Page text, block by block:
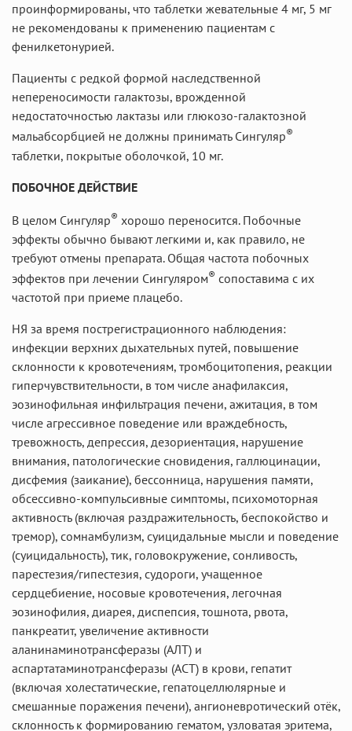
проинформированы, что таблетки жевательные 4 мг, 5 мг
не рекомендованы к применению пациентам с
фенилкетонурией.
Пациенты с редкой формой наследственной
непереносимости галактозы, врожденной
недостаточностью лактазы или глюкозо-галактозной
мальабсорбцией не должны принимать Сингуляр®
таблетки, покрытые оболочкой, 10 мг.
ПОБОЧНОЕ ДЕЙСТВИЕ
В целом Сингуляр® хорошо переносится. Побочные
эффекты обычно бывают легкими и, как правило, не
требуют отмены препарата. Общая частота побочных
эффектов при лечении Сингуляром® сопоставима с их
частотой при приеме плацебо.
НЯ за время пострегистрационного наблюдения:
инфекции верхних дыхательных путей, повышение
склонности к кровотечениям, тромбоцитопения, реакции
гиперчувствительности, в том числе анафилаксия,
эозинофильная инфильтрация печени, ажитация, в том
числе агрессивное поведение или враждебность,
тревожность, депрессия, дезориентация, нарушение
внимания, патологические сновидения, галлюцинации,
дисфемия (заикание), бессонница, нарушения памяти,
обсессивно-компульсивные симптомы, психомоторная
активность (включая раздражительность, беспокойство и
тремор), сомнамбулизм, суицидальные мысли и поведение
(суицидальность), тик, головокружение, сонливость,
парестезия/гипестезия, судороги, учащенное
сердцебиение, носовые кровотечения, легочная
эозинофилия, диарея, диспепсия, тошнота, рвота,
панкреатит, увеличение активности
аланинаминотрансферазы (АЛТ) и
аспартатаминотрансферазы (АСТ) в крови, гепатит
(включая холестатические, гепатоцеллюлярные и
смешанные поражения печени), ангионевротический отёк,
склонность к формированию гематом, узловатая эритема,